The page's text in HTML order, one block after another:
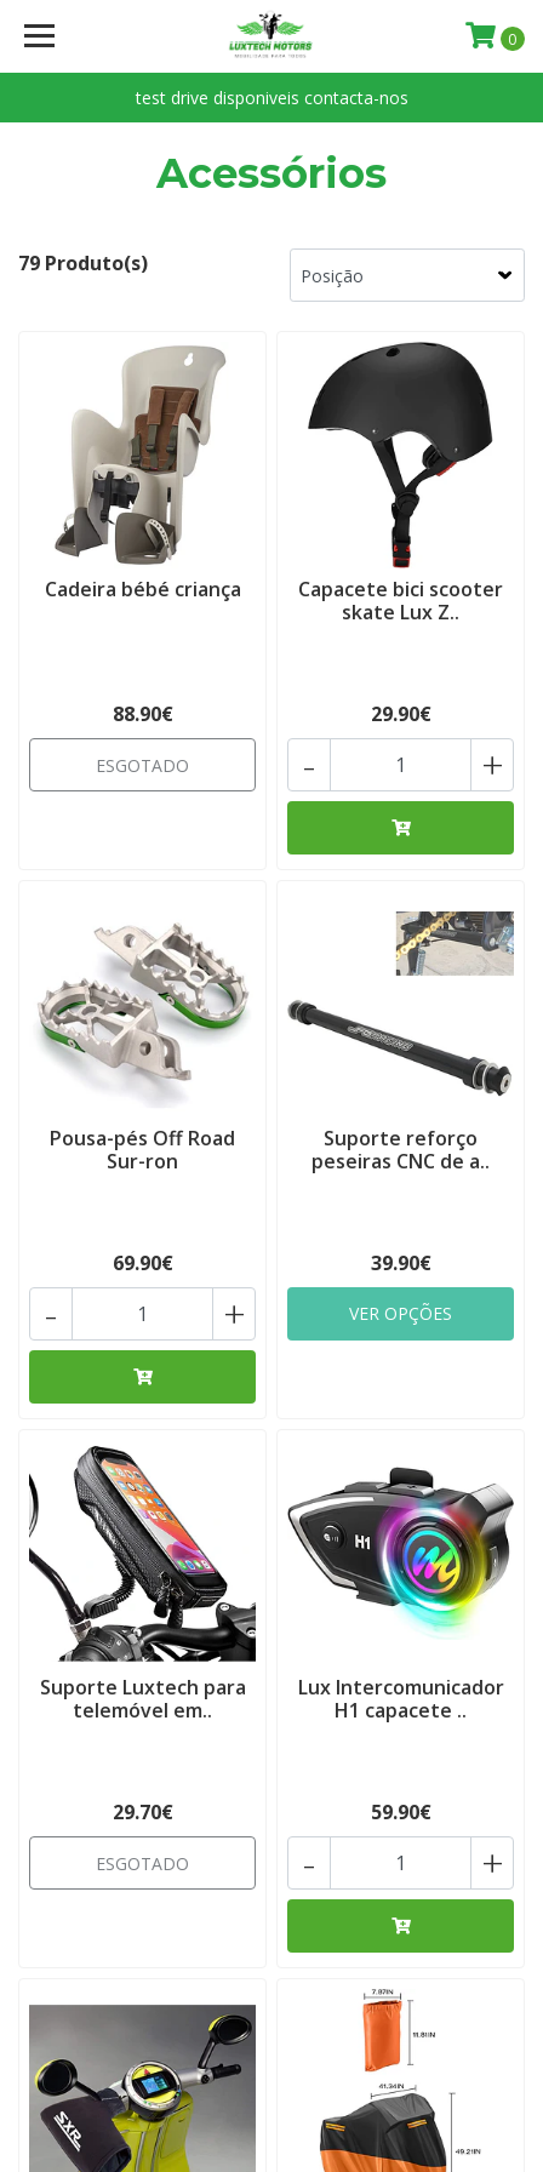
test drive disponiveis contacta-nos
0
Acessórios
79 Produto(s)
Cadeira bébé criança
88.90€
ESGOTADO
Capacete bici scooter
skate Lux Z..
29.90€
+
-
Pousa-pés Off Road
Sur-ron
69.90€
+
-
Suporte reforço
peseiras CNC de a..
39.90€
VER OPÇÕES
Suporte Luxtech para
telemóvel em..
29.70€
ESGOTADO
Lux Intercomunicador
H1 capacete ..
59.90€
+
-